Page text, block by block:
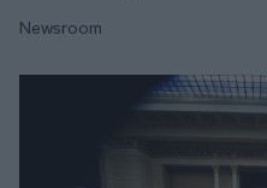
Newsroom